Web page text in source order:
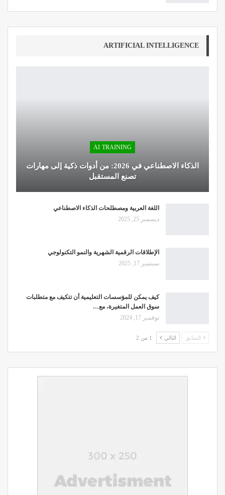
ARTIFICIAL INTELLIGENCE
AI TRAINING
الذكاء الاصطناعي في 2026: من أدوات ذكية إلى مهارات
تصنع المستقبل
اللغة العربية ومصطلحات الذكاء الاصطناعي
ديسمبر 25, 2025
الإطلاقات الرقمية الشهرية والنمو التكنولوجي
سبتمبر 17, 2025
كيف يمكن للمؤسسات التعليمية أن تتكيف مع متطلبات
سوق العمل المتغيرة، مع…
نوفمبر 17, 2024
السابق التالي 1 من 2